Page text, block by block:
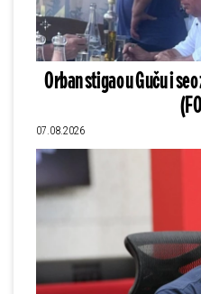
Orban stigao u Guču i
07.08.2026